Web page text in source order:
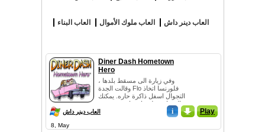
العاب البناء العاب ملوك الأموال العاب دينر داش
Diner Dash Hometown
Hero
وفي زيارة الى مسقط بلدها ،
وقالت الجدة Flo فلورنسا اتخاذ
التجوال اسفل ذاكرة حاره. يمكنك
المساعدة لهم استعادة بعض من
أفضل الأماكن للFlo؟ جعلالعاب دينر داش i _ Play
8, May